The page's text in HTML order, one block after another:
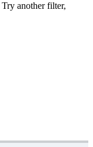
Try another filter,